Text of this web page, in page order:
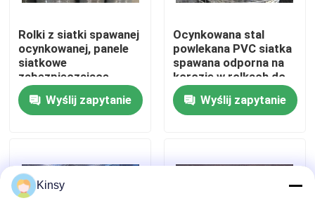
Skontaktuj się z nami
Nowości
Tkany ekran z siatki drucianej
Rolki z siatki spawanej
ocynkowanej, panele
siatkowe
zabezpieczające,
odpowiednie do
ogrodzeń
przemysłowych,
trwałe
Wyślij zapytanie
Ocynkowana stal
powlekana PVC siatka
spawana odporna na
korozję w rolkach do
ogrodzeń
przemysłowych i
budownictwa
Wyślij zapytanie
Kinsy